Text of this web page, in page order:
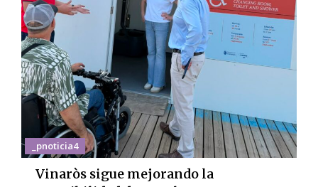
_pnoticia4
Vinaròs sigue mejorando la